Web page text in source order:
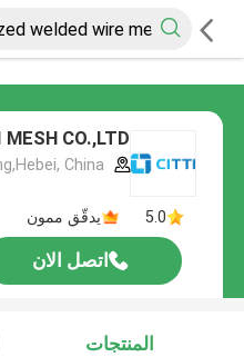
CO.,LTD
5.0 يدقّق ممون
اتصل الان
المنتجات